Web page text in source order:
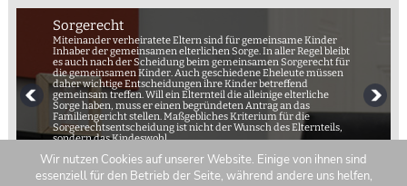
Sorgerecht
Miteinander verheiratete Eltern sind für gemeinsame Kinder
Inhaber der gemeinsamen elterlichen Sorge. In aller Regel bleibt
es auch nach der Scheidung beim gemeinsamen Sorgerecht für
die gemeinsamen Kinder. Auch geschiedene Eheleute müssen
daher wichtige Entscheidungen ihre Kinder betreffend
gemeinsam treffen. Will ein Elternteil die alleinige elterliche
Sorge haben, muss er einen begründeten Antrag an das
Familiengericht stellen. Maßgebliches Kriterium für die
Sorgerechtsentscheidung ist nicht der Wunsch des Elternteils,
sondern das Kindeswohl.
Wir nutzen Cookies auf unserer Website. Einige von ihnen sind
essenziell für den Betrieb der Seite, während andere uns helfen,